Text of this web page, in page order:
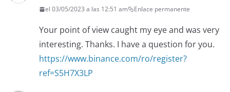
el 03/05/2023 a las 12:51 am Enlace permanente
Your point of view caught my eye and was very
interesting. Thanks. I have a question for you.
https://www.binance.com/ro/register?
ref=S5H7X3LP